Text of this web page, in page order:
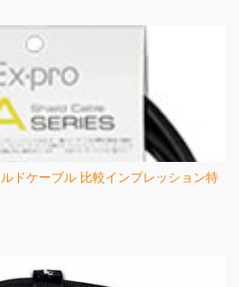
ドケーブル 比較インプレッション特